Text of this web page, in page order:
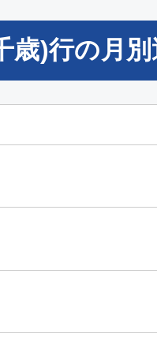
歳)行の月